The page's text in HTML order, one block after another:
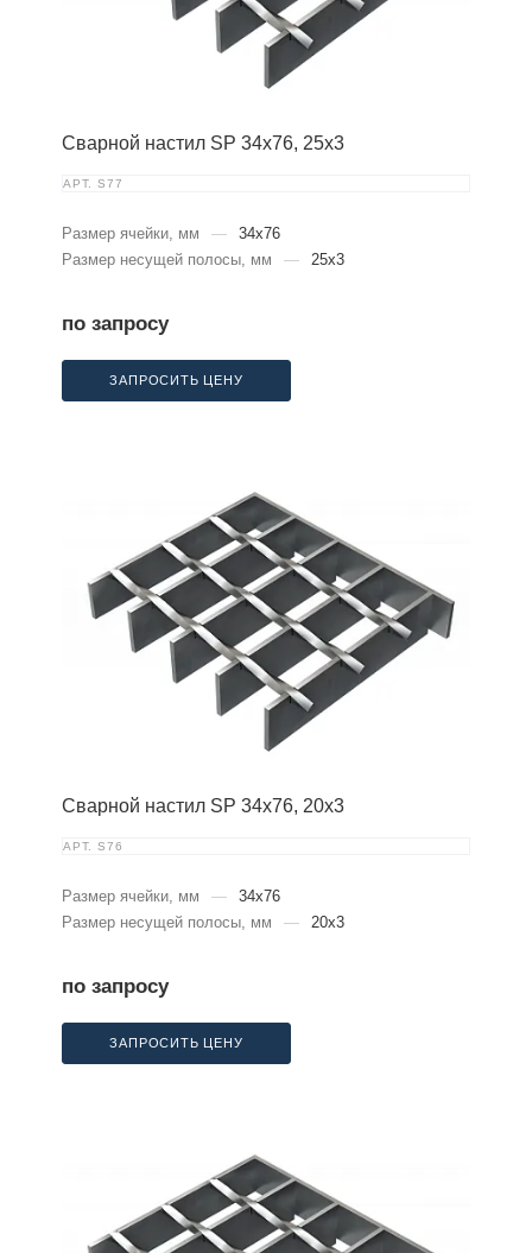
Сварной настил SP 34х76, 25х3
АРТ. S77
Размер ячейки, мм —
34x76
Размер несущей полосы, мм
— 25x3
по запросу
ЗАПРОСИТЬ ЦЕНУ
Сварной настил SP 34х76, 20х3
АРТ. S76
Размер ячейки, мм —
34x76
Размер несущей полосы, мм
— 20x3
по запросу
ЗАПРОСИТЬ ЦЕНУ